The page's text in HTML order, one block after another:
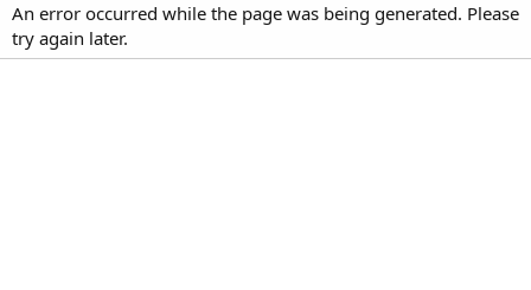
An error occurred while the page was being generated. Please
try again later.